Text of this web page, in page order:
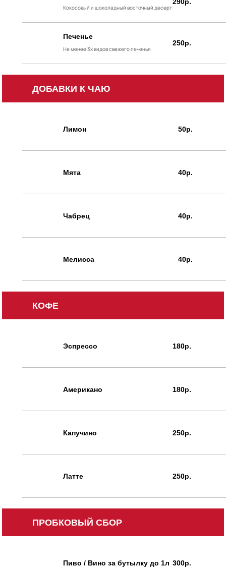
Кокосовый и шоколадный восточный десерт
Не менее 3х видов свежего печенья
Печенье
250р.
ДОБАВКИ К ЧАЮ
Лимон 50р.
Мята 40р.
Мелисса 40р.
40р.
Чабрец
КОФЕ
Эспрессо 180р.
Американо 180р.
Латте 250р.
250р.
Капучино
ПРОБКОВЫЙ СБОР
Пиво / Вино за бутылку до 1л 300р.